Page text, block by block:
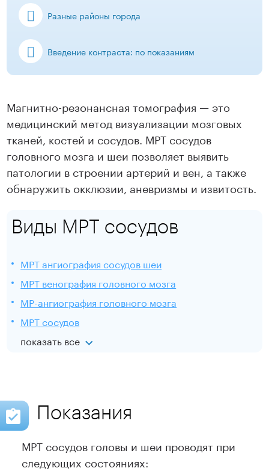
Разные районы города
Введение контраста: по показаниям
Магнитно-резонансная томография — это
медицинский метод визуализации мозговых
тканей, костей и сосудов. МРТ сосудов
головного мозга и шеи позволяет выявить
патологии в строении артерий и вен, а также
обнаружить окклюзии, аневризмы и извитость.
Виды МРТ сосудов
МРТ ангиография сосудов шеи
МРТ венография головного мозга
МР-ангиография головного мозга
МРТ сосудов
показать все
Показания
МРТ сосудов головы и шеи проводят при
следующих состояниях: